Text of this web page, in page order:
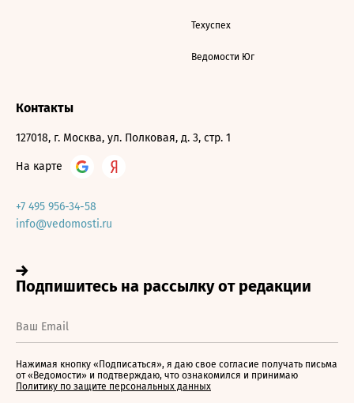
Техуспех
Ведомости Юг
Контакты
127018, г. Москва, ул. Полковая, д. 3, стр. 1
На карте
+7 495 956-34-58
info@vedomosti.ru
Нажимая кнопку «Подписаться», я даю свое согласие получать письма
от «Ведомости» и подтверждаю, что ознакомился и принимаю
Политику по защите персональных данных